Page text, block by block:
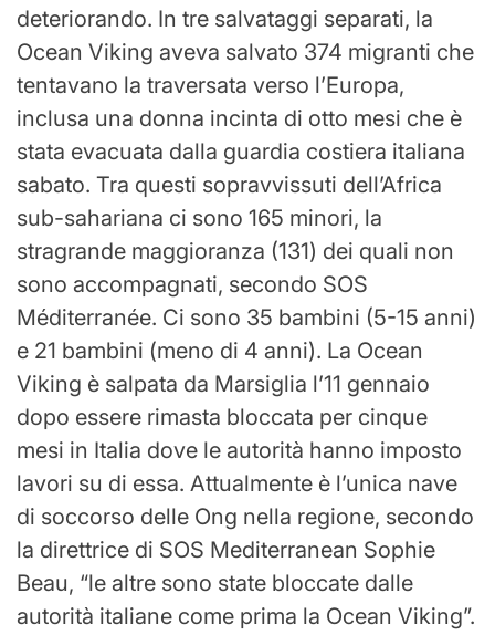
deteriorando. In tre salvataggi separati, la
Ocean Viking aveva salvato 374 migranti che
tentavano la traversata verso l’Europa,
inclusa una donna incinta di otto mesi che è
stata evacuata dalla guardia costiera italiana
sabato. Tra questi sopravvissuti dell’Africa
sub-sahariana ci sono 165 minori, la
stragrande maggioranza (131) dei quali non
sono accompagnati, secondo SOS
Méditerranée. Ci sono 35 bambini (5-15 anni)
e 21 bambini (meno di 4 anni). La Ocean
Viking è salpata da Marsiglia l’11 gennaio
dopo essere rimasta bloccata per cinque
mesi in Italia dove le autorità hanno imposto
lavori su di essa. Attualmente è l’unica nave
di soccorso delle Ong nella regione, secondo
la direttrice di SOS Mediterranean Sophie
Beau, “le altre sono state bloccate dalle
autorità italiane come prima la Ocean Viking”.